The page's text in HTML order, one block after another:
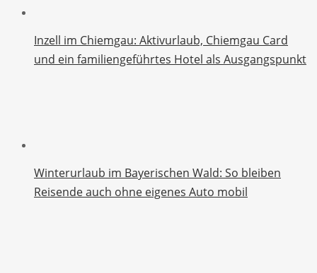
Inzell im Chiemgau: Aktivurlaub, Chiemgau Card
und ein familiengeführtes Hotel als Ausgangspunkt
Winterurlaub im Bayerischen Wald: So bleiben
Reisende auch ohne eigenes Auto mobil